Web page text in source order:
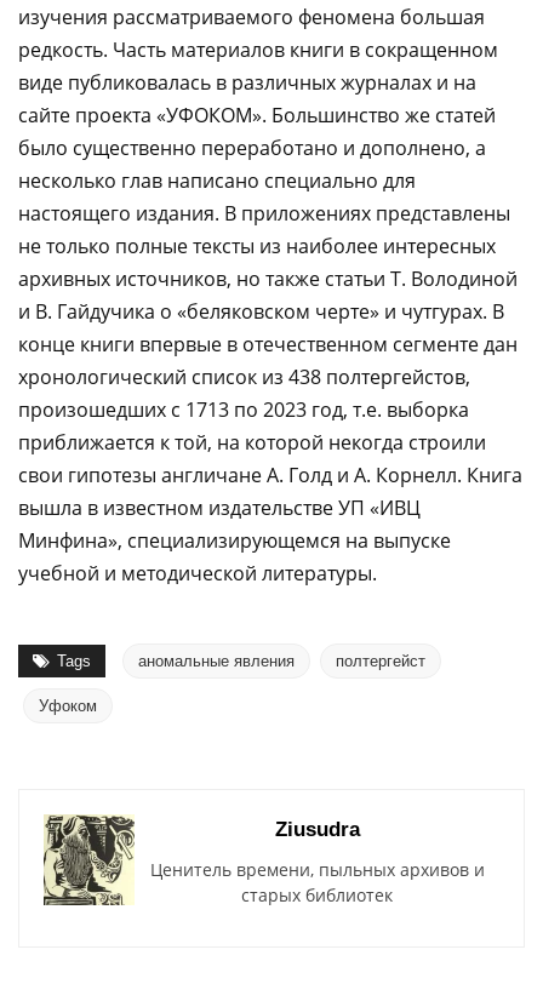
изучения рассматриваемого феномена большая
редкость. Часть материалов книги в сокращенном
виде публиковалась в различных журналах и на
сайте проекта «УФОКОМ». Большинство же статей
было существенно переработано и дополнено, а
несколько глав написано специально для
настоящего издания. В приложениях представлены
не только полные тексты из наиболее интересных
архивных источников, но также статьи Т. Володиной
и В. Гайдучика о «беляковском черте» и чутгурах. В
конце книги впервые в отечественном сегменте дан
хронологический список из 438 полтергейстов,
произошедших с 1713 по 2023 год, т.е. выборка
приближается к той, на которой некогда строили
свои гипотезы англичане А. Голд и А. Корнелл. Книга
вышла в известном издательстве УП «ИВЦ
Минфина», специализирующемся на выпуске
учебной и методической литературы.
Tags аномальные явления полтергейст
Уфоком
Ziusudra
Ценитель времени, пыльных архивов и
старых библиотек